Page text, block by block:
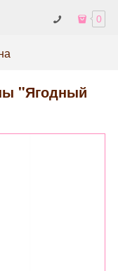
0
"Ягодный